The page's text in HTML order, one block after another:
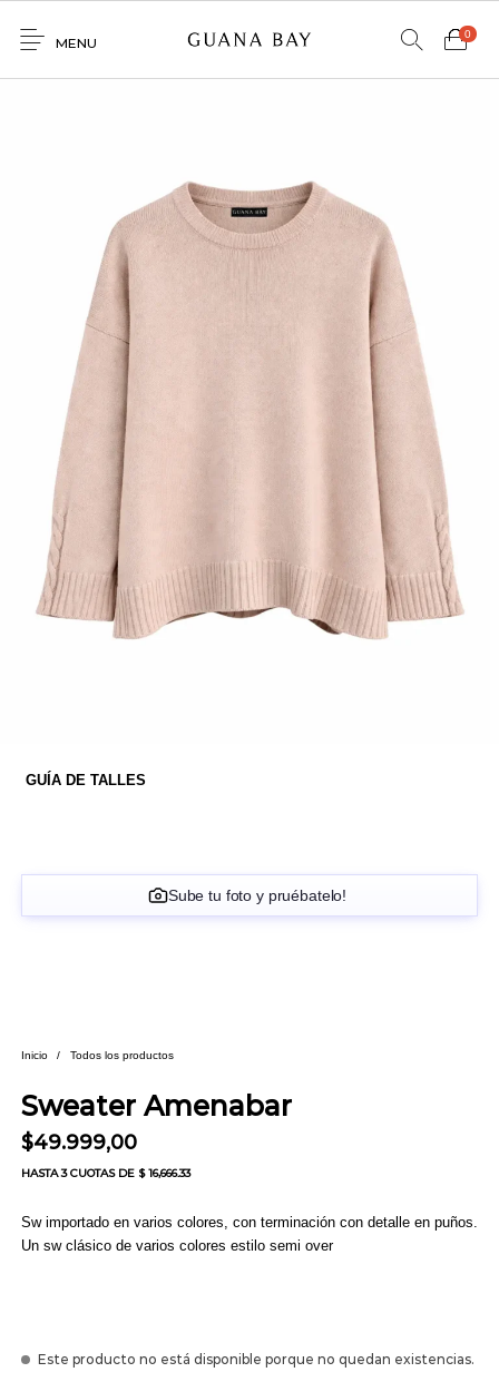
Home
Mayorista
MENU
0
Inicio / Todos los productos
Sweater Amenabar
$49.999,00
HASTA3 CUOTASDE $ 16,666.33
Sw importado en varios colores, con terminación con detalle en puños.
Un sw clásico de varios colores estilo semi over
GUÍA DE TALLES
Este producto no está disponible porque no quedan existencias.
Sube tu foto y pruébatelo!